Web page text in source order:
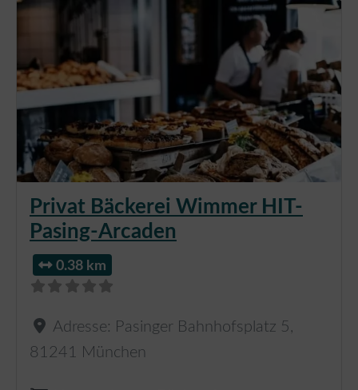
Privat Bäckerei Wimmer HIT-
Pasing-Arcaden
0.38 km
Adresse: Pasinger Bahnhofsplatz 5 ,
81241 München